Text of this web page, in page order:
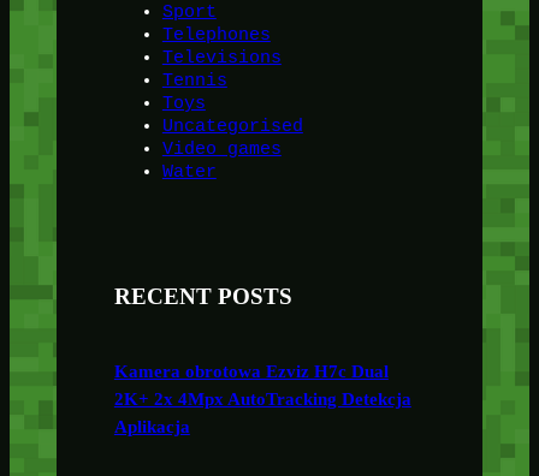
Sport
Telephones
Televisions
Tennis
Toys
Uncategorised
Video games
Water
RECENT POSTS
Kamera obrotowa Ezviz H7c Dual
2K+ 2x 4Mpx AutoTracking Detekcja
Aplikacja